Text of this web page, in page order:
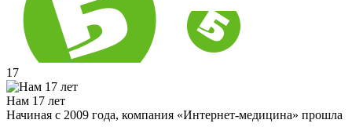
17
Нам 17 лет
Начиная с 2009 года, компания «Интернет-медицина» прошла